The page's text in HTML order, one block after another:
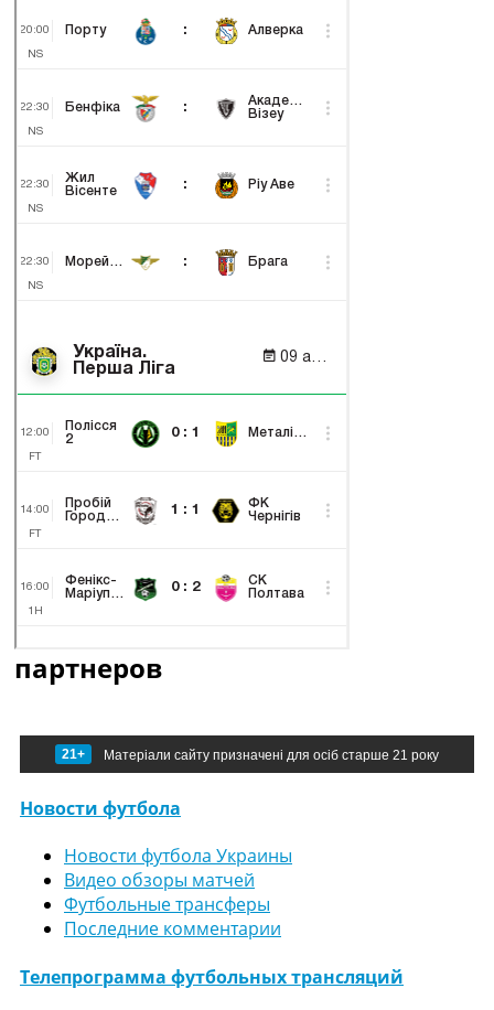
партнеров
21+ Матеріали сайту призначені для осіб старше 21 року
Новости футбола
Новости футбола Украины
Видео обзоры матчей
Футбольные трансферы
Последние комментарии
Телепрограмма футбольных трансляций